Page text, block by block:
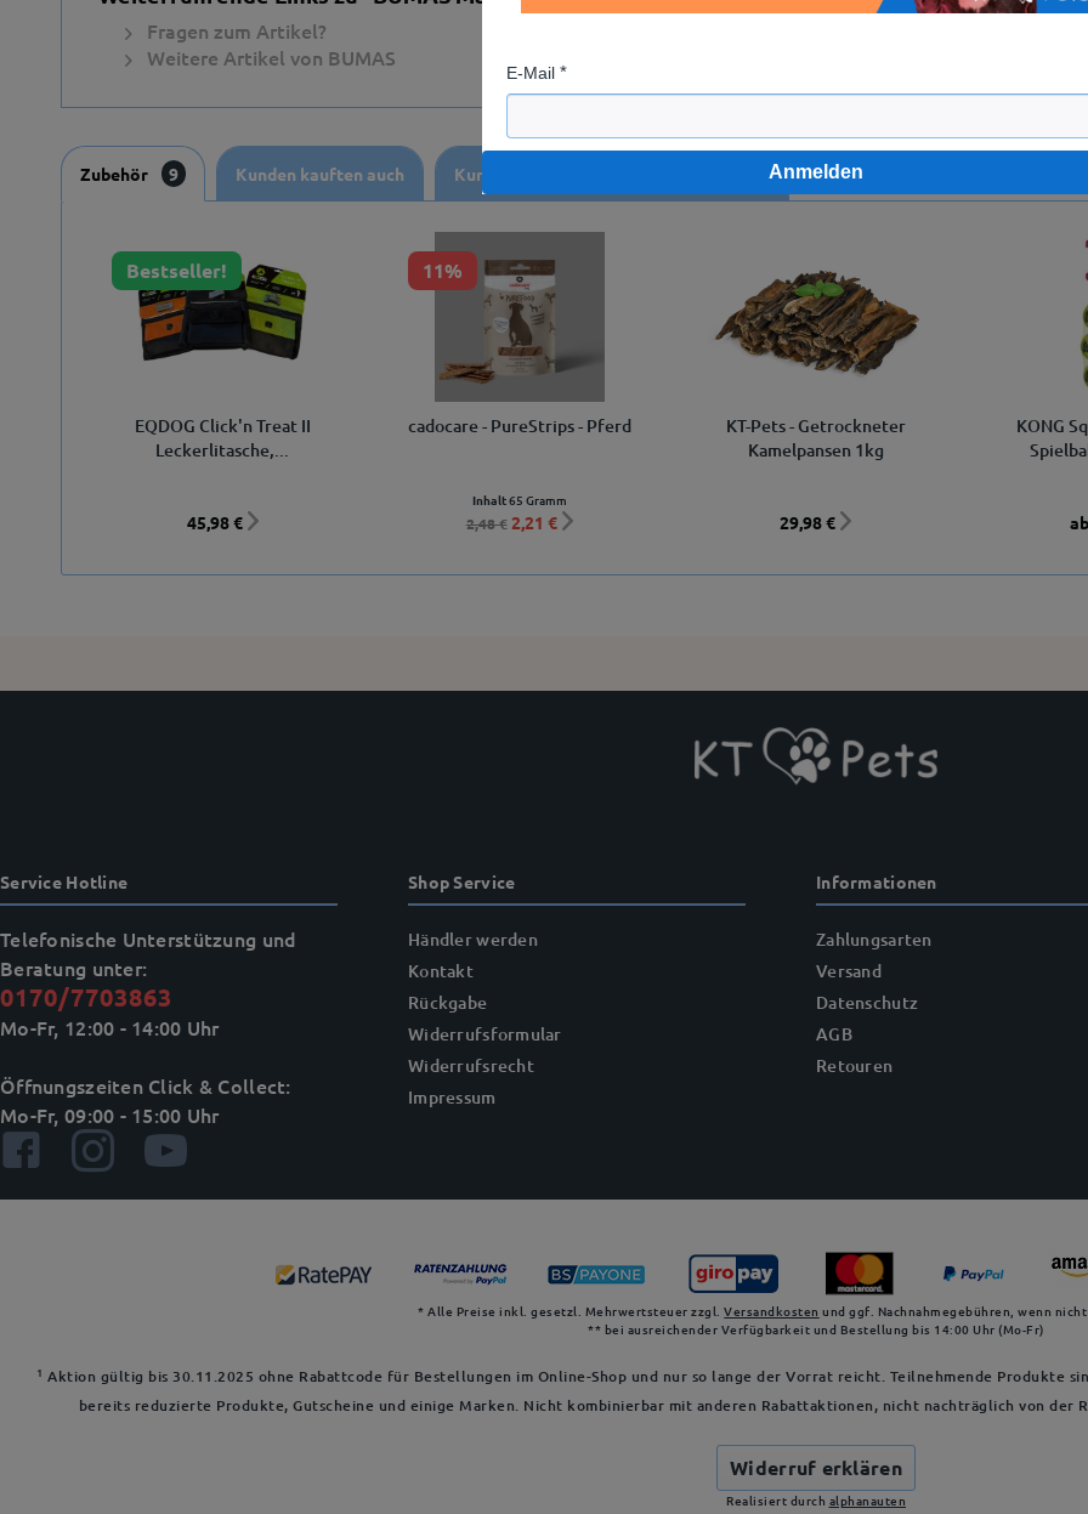
Fragen zum Artikel?
Weitere Artikel von BUMAS
Zubehör 9 Kunden kauften auch Kunden haben sich ebenfalls angesehen
Bestseller!
EQDOG Click'n Treat II
Leckerlitasche,...
45,98 €
11%
cadocare - PureStrips - Pferd
Inhalt65 Gramm
2,48 € 2,21 €
KT-Pets - Getrockneter
Kamelpansen 1kg
29,98 €
KONG
E-Mail
Anmelden
Service Hotline
Telefonische Unterstützung und
Beratung unter:
0170/7703863
Mo-Fr, 12:00 - 14:00 Uhr
Öffnungszeiten Click & Collect:
Mo-Fr, 09:00 - 15:00 Uhr
Shop Service
Händler werden
Kontakt
Rückgabe
Widerrufsformular
Widerrufsrecht
Impressum
Informationen
Zahlungsarten
Versand
Datenschutz
AGB
Retouren
* Alle Preise inkl. gesetzl. Mehrwertsteuer zzgl.Versandkosten und ggf. Nachnahmegebühren, wenn
** bei ausreichender Verfügbarkeit und Bestellung bis 14:00 Uhr (Mo-Fr)
1 Aktion gültig bis 30.11.2025 ohne Rabattcode für Bestellungen im Online-Shop und nur so lange der Vorrat reicht. Teilnehmende Produkte
bereits reduzierte Produkte, Gutscheine und einige Marken. Nicht kombinierbar mit anderen Rabattaktionen, nicht nachträglich von der
Widerruf erklären
Realisiert durch alphanauten